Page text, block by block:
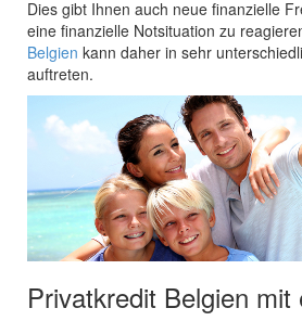
Dies gibt Ihnen auch neue finanzielle
eine finanzielle Notsituation zu
Belgien kann daher in sehr
auftreten.
Privatkredit Belgien